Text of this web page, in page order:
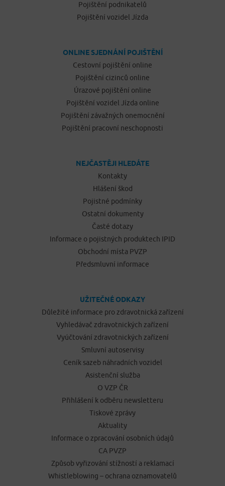
Pojištění podnikatelů
Pojištění vozidel Jízda
ONLINE SJEDNÁNÍ POJIŠTĚNÍ
Cestovní pojištění online
Pojištění cizinců online
Úrazové pojištění online
Pojištění vozidel Jízda online
Pojištění závažných onemocnění
Pojištění pracovní neschopnosti
NEJČASTĚJI HLEDÁTE
Kontakty
Hlášení škod
Pojistné podmínky
Ostatní dokumenty
Časté dotazy
Informace o pojistných produktech IPID
Obchodní místa PVZP
Předsmluvní informace
UŽITEČNÉ ODKAZY
Důležité informace pro zdravotnická zařízení
Vyhledávač zdravotnických zařízení
Vyúčtování zdravotnických zařízení
Smluvní autoservisy
Ceník sazeb náhradních vozidel
Asistenční služba
O VZP ČR
Přihlášení k odběru newsletteru
Tiskové zprávy
Aktuality
Informace o zpracování osobních údajů
CA PVZP
Způsob vyřizování stížností a reklamací
Whistleblowing – ochrana oznamovatelů